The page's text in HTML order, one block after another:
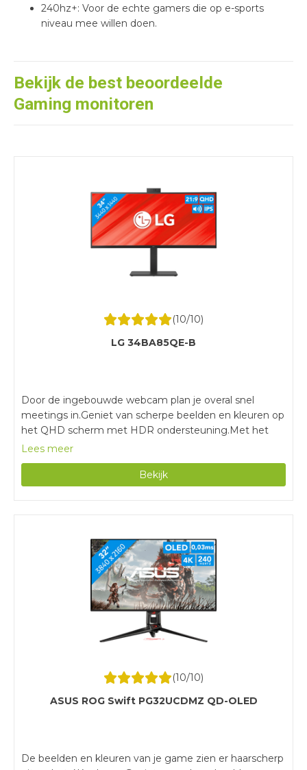
240hz+: Voor de echte gamers die op e-sports
niveau mee willen doen.
Bekijk de best beoordeelde
Gaming monitoren
(10/10)
LG 34BA85QE-B
Door de ingebouwde webcam plan je overal snel
meetings in.Geniet van scherpe beelden en kleuren op
het QHD scherm met HDR ondersteuning.Met het
kantelbare en in hoogte verstelbare scherm stel je een
en hoge reactietijd is deze monitor niet geschikt voor
gaming.
Lees meer
Bekijk
(10/10)
ASUS ROG Swift PG32UCDMZ QD-OLED
De beelden en kleuren van je game zien er haarscherp